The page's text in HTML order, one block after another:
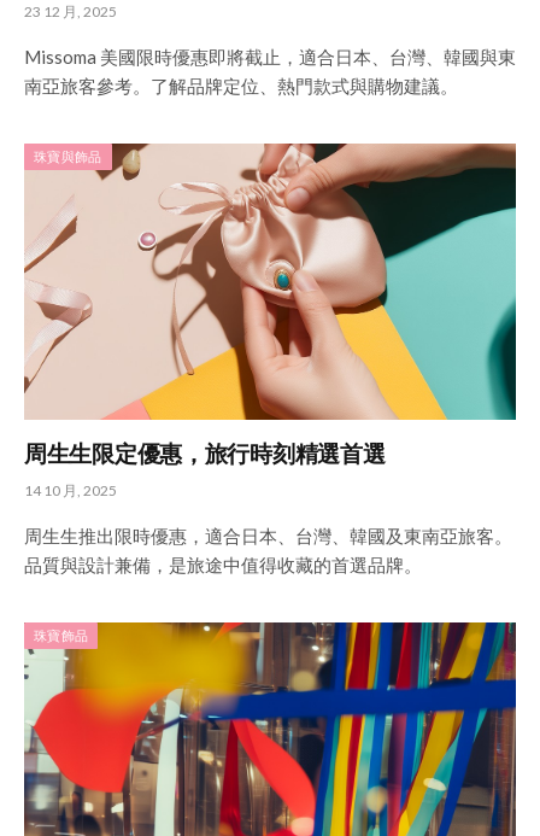
23 12 月, 2025
Missoma 美國限時優惠即將截止，適合日本、台灣、韓國與東
南亞旅客參考。了解品牌定位、熱門款式與購物建議。
珠寶與飾品
周生生限定優惠，旅行時刻精選首選
14 10 月, 2025
周生生推出限時優惠，適合日本、台灣、韓國及東南亞旅客。
品質與設計兼備，是旅途中值得收藏的首選品牌。
珠寶飾品